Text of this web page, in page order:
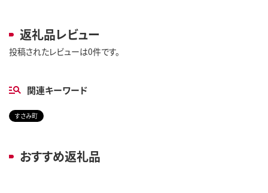
返礼品レビュー
投稿されたレビューは0件です。
関連キーワード
すさみ町
おすすめ返礼品